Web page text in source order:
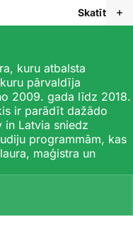
Skatīt
kuru atbalsta
pārvaldīja
2009. gada līdz 2018.
ir parādīt dažādo
in Latvia sniedz
programmām, kas
maģistra un